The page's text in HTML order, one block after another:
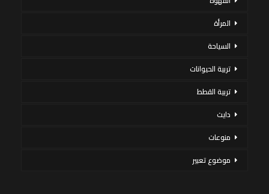
المرأة
السياحة
تربية الحيوانات
تربية القطط
دايت
منوعات
موضوع تعبير